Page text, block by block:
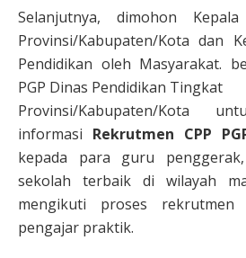
Selanjutnya, dimohon
Provinsi/Kabupaten/Kota dan
Pendidikan oleh Masyarakat.
PGP Dinas Pendidikan Tingkat
Provinsi/Kabupaten/Kota
informasi Rekrutmen CPP
kepada para guru
sekolah terbaik di wilayah
mengikuti proses
pengajar praktik.